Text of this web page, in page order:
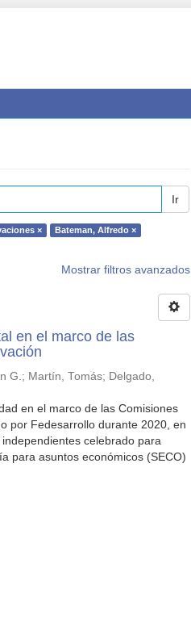
Ir
×
Bateman, Alfredo ×
Mostrar filtros avanzados
en el marco de las
G.; Martín, Tomás; Delgado,
en el marco de las Comisiones
por Fedesarrollo durante 2020, en
celebrado para
para asuntos económicos (SECO)